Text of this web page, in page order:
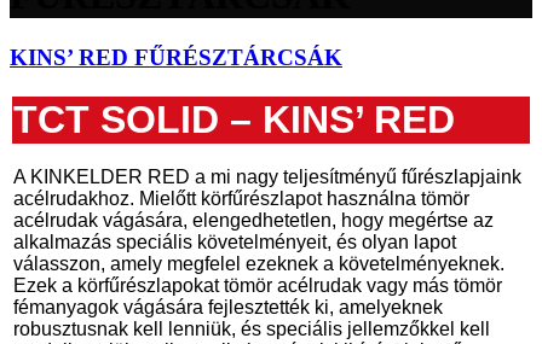
KINS’ RED FŰRÉSZTÁRCSÁK
TCT SOLID – KINS’ RED
A KINKELDER RED a mi nagy teljesítményű fűrészlapjaink
acélrudakhoz. Mielőtt körfűrészlapot használna tömör
acélrudak vágására, elengedhetetlen, hogy megértse az
alkalmazás speciális követelményeit, és olyan lapot
válasszon, amely megfelel ezeknek a követelményeknek.
Ezek a körfűrészlapokat tömör acélrudak vagy más tömör
fémanyagok vágására fejlesztették ki, amelyeknek
robusztusnak kell lenniük, és speciális jellemzőkkel kell